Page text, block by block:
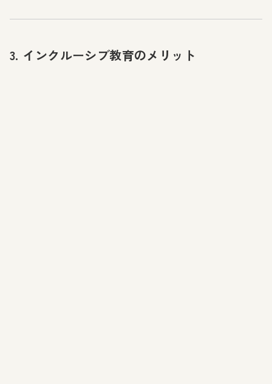
3. インクルーシブ教育のメリット